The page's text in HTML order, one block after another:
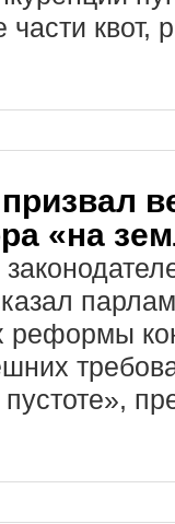
квот,
«на
реформы